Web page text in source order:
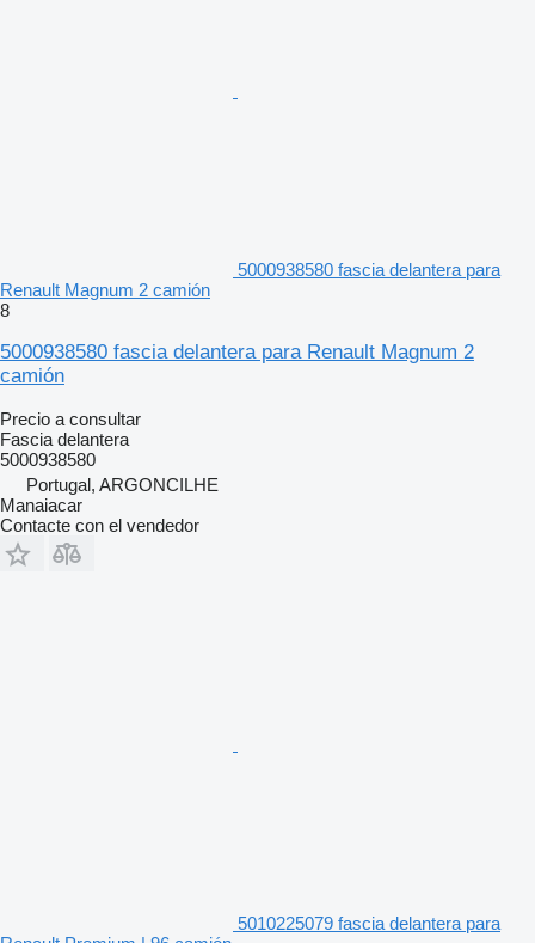
5000938580 fascia delantera para
Renault Magnum 2 camión
8
5000938580 fascia delantera para Renault Magnum 2
camión
Precio a consultar
Fascia delantera
5000938580
Portugal, ARGONCILHE
Manaiacar
Contacte con el vendedor
5010225079 fascia delantera para